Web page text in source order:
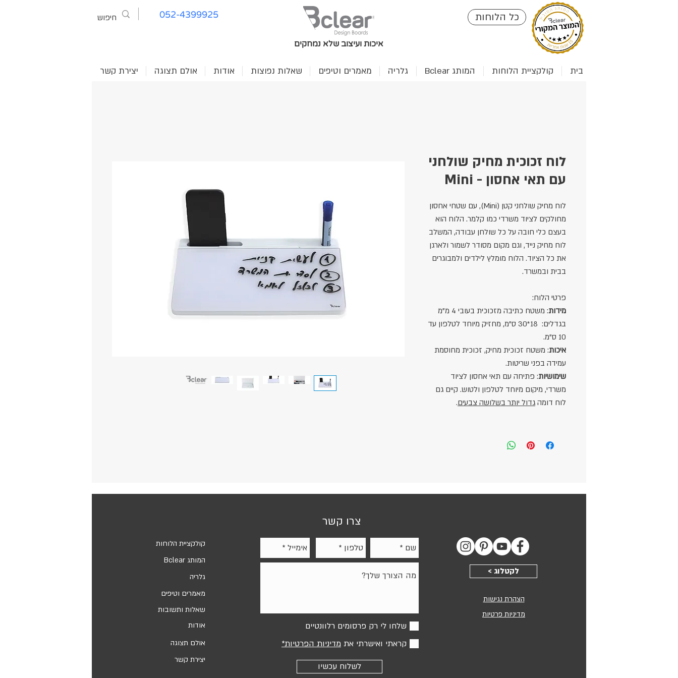
052-4399925
איכות ועיצוב שלא נמחקים
כל הלוחות
בית קולקציית הלוחות המותג Bclear גלריה מאמרים וטיפים שאלות נפוצות אודות אולם תצוגה יצירת קשר
לוח זכוכית מחיק שולחני
עם תאי אחסון - Mini
לוח מחיק שולחני קטן (Mini), עם שטחי אחסון
מחולקים לציוד משרדי כמו קלמר. הלוח הוא
בעצם כלי חובה על כל שולחן עבודה, המשלב
לוח מחיק נייד, וגם מקום מסודר לשמור ולארגן
את כל הציוד. הלוח מומלץ לילדים ולמבוגרים
בבית ובמשרד.
פרטי הלוח:
מידות
: משטח כתיבה מזכוכית בעובי 4 מ"מ
בגדלים: 18*30 ס"מ, מחזיק מיוחד לטלפון עד
10 ס"מ.
איכות: משטח זכוכית מחיק, זכוכית מחוסמת
עמידה בפני שריטות.
שימושיות: פתיחה עם תאי אחסון לציוד
משרדי, מיקום מיוחד לטלפון ולטוש. קיים גם
לוח דומה גדול יותר בשלושה צבעים.
מחיקות מדהימה ללא השארת סימנים
חומרים בעובי 4 מ"מ.
קולקציית הלוחות
המותג Bclear
גלריה
מאמרים וטיפים
שאלות ותשובות
אודות
אולם תצוגה
יצירת קשר
צרו קשר
שלחו לי רק פרסומים רלוונטיים
קראתי ואישרתי את מדיניות הפרטיות*
לשלוח עכשיו
< לקטלוג
הצהרת נגישות
מדיניות פרטיות